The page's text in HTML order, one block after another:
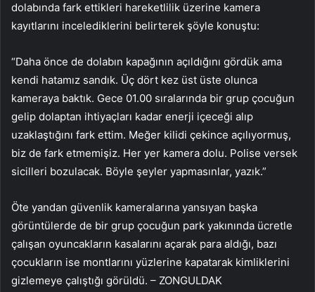
dolabında fark ettikleri hareketlilik üzerine kamera
kayıtlarını incelediklerini belirterek şöyle konuştu:
“Daha önce de dolabın kapağının açıldığını gördük ama
kendi hatamız sandık. Üç dört kez üst üste olunca
kameraya baktık. Gece 01.00 sıralarında bir grup çocuğun
gelip dolaptan ihtiyaçları kadar enerji içeceği alıp
uzaklaştığını fark ettim. Meğer kilidi çekince açılıyormuş,
biz de fark etmemişiz. Her yer kamera dolu. Polise versek
sicilleri bozulacak. Böyle şeyler yapmasınlar, yazık.”
Öte yandan güvenlik kameralarına yansıyan başka
görüntülerde de bir grup çocuğun park yakınında ücretle
çalışan oyuncakların kasalarını açarak para aldığı, bazı
çocukların ise montlarını yüzlerine kapatarak kimliklerini
gizlemeye çalıştığı görüldü. – ZONGULDAK